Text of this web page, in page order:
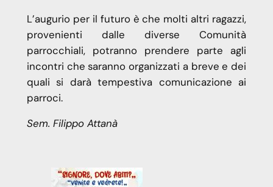
L’augurio per il futuro è che molti altri ragazzi,
provenienti dalle diverse Comunità
parrocchiali, potranno prendere parte agli
incontri che saranno organizzati a breve e dei
quali si darà tempestiva comunicazione ai
parroci.
Sem. Filippo Attanà